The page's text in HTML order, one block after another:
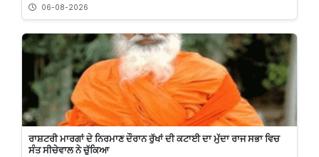
06-08-2026
ਰਾਸ਼ਟਰੀ ਮਾਰਗਾਂ ਦੇ ਨਿਰਮਾਣ ਦੌਰਾਨ ਰੁੱਖਾਂ ਦੀ ਕਟਾਈ ਦਾ ਮੁੱਦਾ ਰਾਜ ਸਭਾ ਵਿਚ
ਸੰਤ ਸੀਚੇਵਾਲ ਨੇ ਚੁੱਕਿਆ